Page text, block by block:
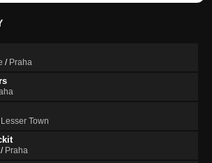
/ Praha
Lesser Town
/ Praha